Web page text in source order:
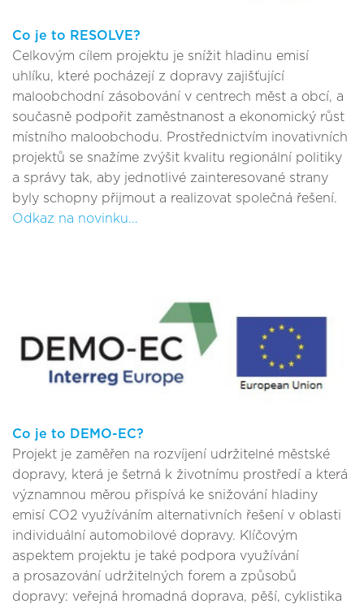
Co je to RESOLVE?
Celkovým cílem projektu je snížit hladinu emisí
uhlíku, které pocházejí z dopravy zajišťující
maloobchodní zásobování v centrech měst a obcí, a
současně podpořit zaměstnanost a ekonomický růst
místního maloobchodu. Prostřednictvím inovativních
projektů se snažíme zvýšit kvalitu regionální politiky
a správy tak, aby jednotlivé zainteresované strany
byly schopny přijmout a realizovat společná řešení.
Odkaz na novinku...
Co je to DEMO-EC?
Projekt je zaměřen na rozvíjení udržitelné městské
dopravy, která je šetrná k životnímu prostředí a která
významnou měrou přispívá ke snižování hladiny
emisí CO2 využíváním alternativních řešení v oblasti
individuální automobilové dopravy. Klíčovým
aspektem projektu je také podpora využívání
a prosazování udržitelných forem a způsobů
dopravy: veřejná hromadná doprava, pěší, cyklistika